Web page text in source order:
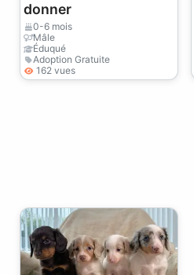
donner
0-6 mois
Mâle
Éduqué
Adoption Gratuite
162 vues